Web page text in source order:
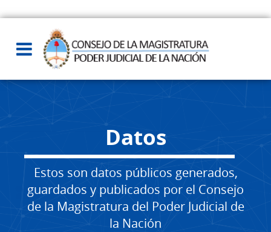
Datos
Estos son datos públicos generados,
guardados y publicados por el Consejo
de la Magistratura del Poder Judicial de
la Nación